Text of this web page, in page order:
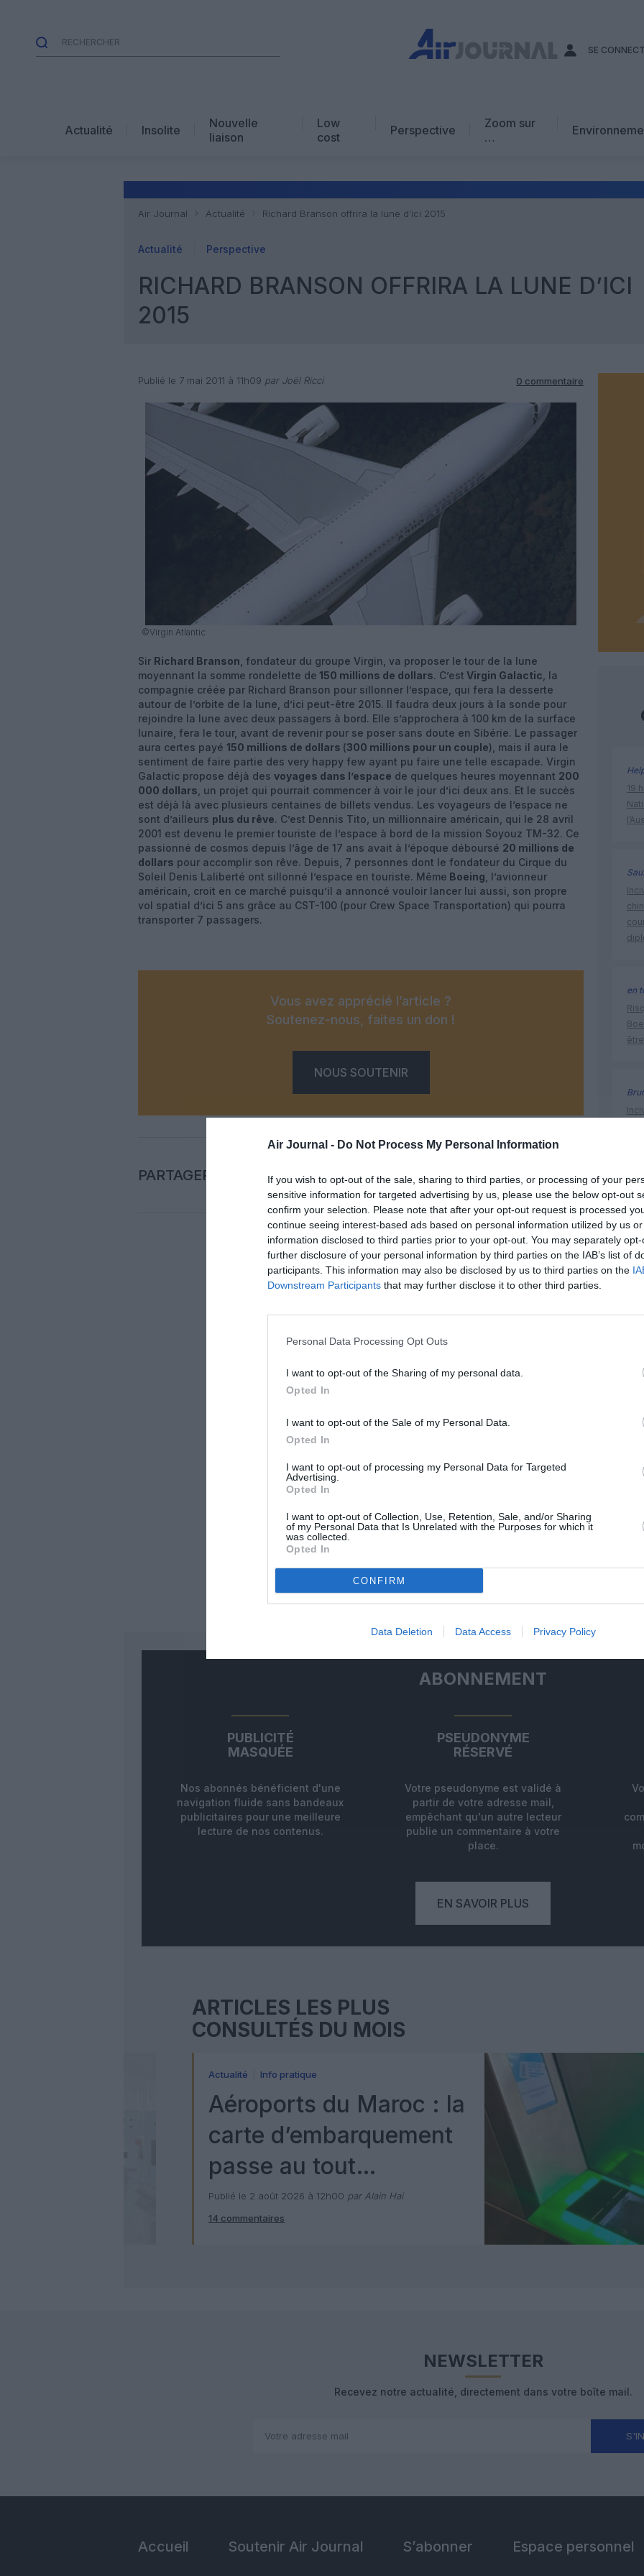
Air Journal - Do Not Process My Personal Information
If you wish to opt-out of the sale, sharing to third parties, or processing of your
sensitive information for targeted advertising by us, please use the below opt-out
confirm your selection. Please note that after your opt-out request is processed
continue seeing interest-based ads based on personal information utilized by us
information disclosed to third parties prior to your opt-out. You may separately
further disclosure of your personal information by third parties on the IAB’s list of
participants. This information may also be disclosed by us to third parties on the
Downstream Participants that may further disclose it to other third parties.
Personal Data Processing Opt Outs
I want to opt-out of the Sharing of my personal data.
Opted In
I want to opt-out of the Sale of my Personal Data.
Opted In
I want to opt-out of processing my Personal Data for Targeted
Advertising.
Opted In
I want to opt-out of Collection, Use, Retention, Sale, and/or Sharing
of my Personal Data that Is Unrelated with the Purposes for which it
was collected.
Opted In
CONFIRM
Data Deletion Data Access Privacy Policy
SE
Actualité Insolite
Nouvelle
liaison
Low
cost
Perspective
Zoom sur
…
Air Journal Actualité Richard Branson offrira la lune d’ici 2015
Actualité Perspective
RICHARD BRANSON OFFRIRA LA LUNE D’ICI
2015
Publié le 7 mai 2011 à 11h09 par Joël Ricci 0 commentaire
©Virgin Atlantic
Sir Richard Branson , fondateur du groupe Virgin, va proposer le tour de la lune
moyennant la somme rondelette de 150 millions de dollars. C’est Virgin Galactic , la
compagnie créée par Richard Branson pour sillonner l’espace, qui fera la desserte
autour de l’orbite de la lune, d’ici peut-être 2015. Il faudra deux jours à la sonde pour
rejoindre la lune avec deux passagers à bord. Elle s’approchera à 100 km de la surface
lunaire, fera le tour, avant de revenir pour se poser sans doute en Sibérie. Le passager
aura certes payé 150 millions de dollars (300 millions pour un couple), mais il aura le
sentiment de faire partie des very happy few ayant pu faire une telle escapade. Virgin
Galactic propose déjà des voyages dans l’espace de quelques heures moyennant 200
000 dollars , un projet qui pourrait commencer à voir le jour d’ici deux ans. Et le succès
est déjà là avec plusieurs centaines de billets vendus. Les voyageurs de l’espace ne
sont d’ailleurs plus du rêve. C’est Dennis Tito, un millionnaire américain, qui le 28 avril
2001 est devenu le premier touriste de l’espace à bord de la mission Soyouz TM-32. Ce
passionné de cosmos depuis l’âge de 17 ans avait à l’époque déboursé 20 millions de
dollars pour accomplir son rêve. Depuis, 7 personnes dont le fondateur du Cirque du
Soleil Denis Laliberté ont sillonné l’espace en touriste. Même Boeing , l’avionneur
américain, croit en ce marché puisqu’il a annoncé vouloir lancer lui aussi, son propre
vol spatial d’ici 5 ans grâce au CST-100 (pour Crew Space Transportation) qui pourra
transporter 7 passagers.
Vous avez apprécié l’article ?
Soutenez-nous, faites un don !
NOUS SOUTENIR
PARTAGER L'ARTICLE
FacebookTwitterPinterestLinkedInEmail Print
Aucun commentaire !
19
en
espace
ABONNEMENT
PUBLICITÉ
MASQUÉE
Nos abonnés bénéficient d'une
navigation fluide sans bandeaux
publicitaires pour une meilleure
lecture de nos contenus.
PSEUDONYME
RÉSERVÉ
Votre pseudonyme est validé à
partir de votre adresse mail,
empêchant qu'un autre lecteur
publie un commentaire à votre
place.
EN SAVOIR PLUS
ARTICLES LES PLUS
CONSULTÉS DU MOIS
Actualité Info pratique
Aéroports du Maroc : la
carte d’embarquement
passe au tout
numérique avec Pax
Check
Publié le 2 août 2026 à 12h00 par Alain Hai
14 commentaires
NEWSLETTER
Recevez notre actualité, directement dans votre boîte mail.
Accueil Soutenir Air Journal S’abonner Espace personnel